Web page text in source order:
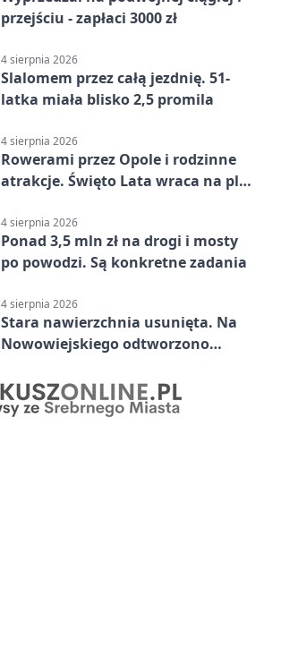
przejściu - zapłaci 3000 zł
4 sierpnia 2026
Slalomem przez całą jezdnię. 51-
latka miała blisko 2,5 promila
4 sierpnia 2026
Rowerami przez Opole i rodzinne
atrakcje. Święto Lata wraca na plac
4 sierpnia 2026
Ponad 3,5 mln zł na drogi i mosty
po powodzi. Są konkretne zadania
4 sierpnia 2026
Stara nawierzchnia usunięta. Na
Nowowiejskiego odtworzono